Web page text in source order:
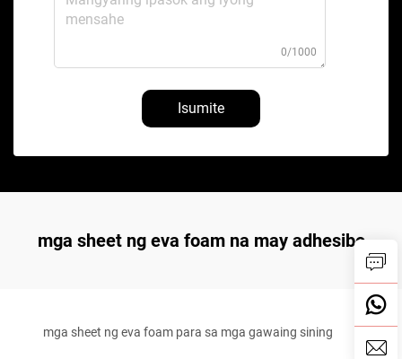
0/1000
Isumite
mga sheet ng eva foam na may adhesibo
mga sheet ng eva foam para sa mga gawaing sining